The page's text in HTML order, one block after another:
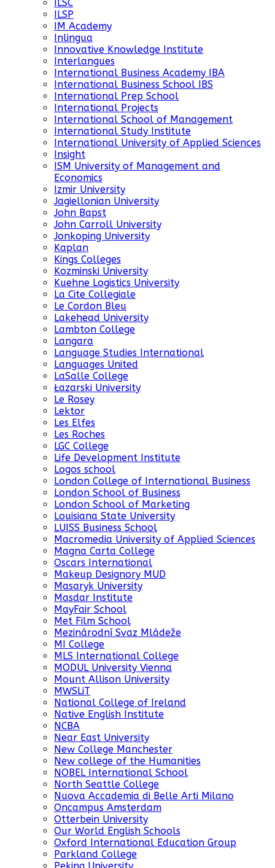
ILSC
ILSP
IM Academy
Inlingua
Innovative Knowledge Institute
Interlangues
International Business Academy IBA
International Business School IBS
International Prep School
International Projects
International School of Management
International Study Institute
International University of Applied Sciences
Insight
ISM University of Management and
Economics
Izmir University
Jagiellonian University
John Bapst
John Carroll University
Jonkoping University
Kaplan
Kings Colleges
Kozminski University
Kuehne Logistics University
La Cite Collegiale
Le Cordon Bleu
Lakehead University
Lambton College
Langara
Language Studies International
Languages United
LaSalle College
Łazarski University
Le Rosey
Lektor
Les Elfes
Les Roches
LGC College
Life Development Institute
Logos school
London College of International Business
London School of Business
London School of Marketing
Louisiana State University
LUISS Business School
Macromedia University of Applied Sciences
Magna Carta College
Oscars International
Makeup Designory MUD
Masaryk University
Masdar Institute
MayFair School
Met Film School
Mezinárodní Svaz Mládeže
MI College
MLS International College
MODUL University Vienna
Mount Allison University
MWSLiT
National College of Ireland
Native English Institute
NCBA
Near East University
New College Manchester
New college of the Humanities
NOBEL International School
North Seattle College
Nuova Accademia di Belle Arti Milano
Oncampus Amsterdam
Otterbein University
Our World English Schools
Oxford International Education Group
Parkland College